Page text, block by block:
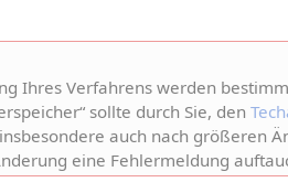
Ihres Verfahrens werden
sollte durch Sie, den
auch nach größeren
eine Fehlermeldung